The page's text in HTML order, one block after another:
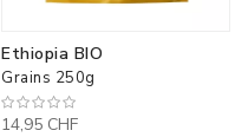
Ethiopia BIO
Grains 250g
14,95 CHF